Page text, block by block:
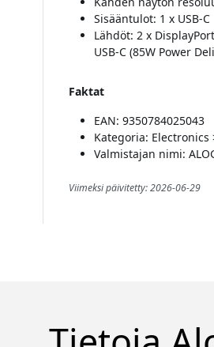
Sisääntulot: 1 x USB-C
Lähdöt: 2 x
USB-C (85W Power
Faktat
EAN: 9350784025043
Kategoria: Electronics
Valmistajan nimi:
Viimeksi päivitetty: 2026-06-29